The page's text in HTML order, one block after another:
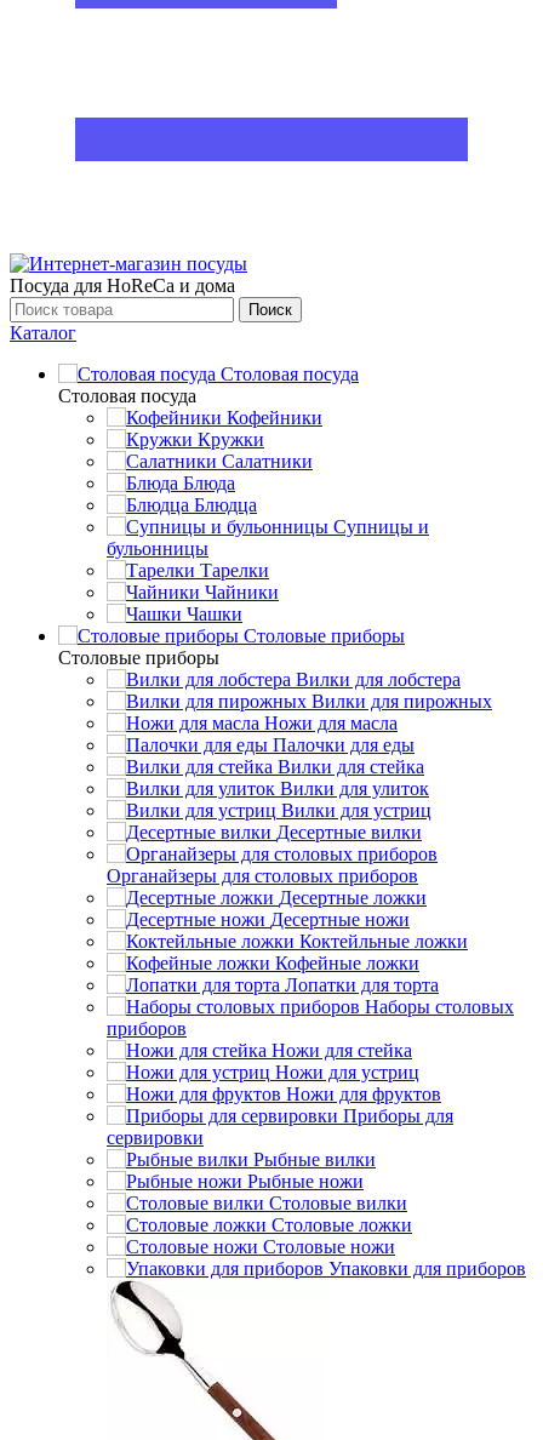
Посуда для HoReCa и дома
Поиск
Каталог
Столовая посуда
Столовая посуда
Кофейники
Кружки
Салатники
Блюда
Блюдца
Супницы и
бульонницы
Тарелки
Чайники
Чашки
Cтоловые приборы
Cтоловые приборы
Вилки для лобстера
Вилки для пирожных
Ножи для масла
Палочки для еды
Вилки для стейка
Вилки для улиток
Вилки для устриц
Десертные вилки
Органайзеры для столовых приборов
Десертные ложки
Десертные ножи
Коктейльные ложки
Кофейные ложки
Лопатки для торта
Наборы столовых
приборов
Ножи для стейка
Ножи для устриц
Ножи для фруктов
Приборы для
сервировки
Рыбные вилки
Рыбные ножи
Столовые вилки
Столовые ложки
Столовые ножи
Упаковки для приборов